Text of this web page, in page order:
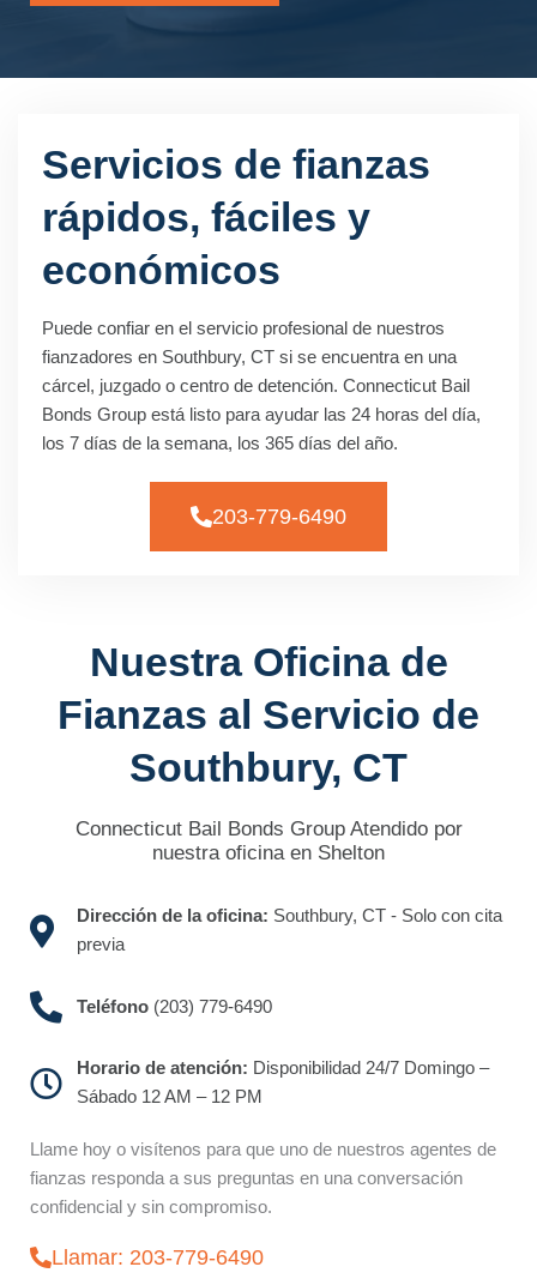
Servicios de fianzas
rápidos, fáciles y
económicos
Puede confiar en el servicio profesional de nuestros
fianzadores en Southbury, CT si se encuentra en una
cárcel, juzgado o centro de detención. Connecticut Bail
Bonds Group está listo para ayudar las 24 horas del día,
los 7 días de la semana, los 365 días del año.
203-779-6490
Nuestra Oficina de
Fianzas al Servicio de
Southbury, CT
Connecticut Bail Bonds Group Atendido por
nuestra oficina en Shelton
Dirección de la oficina: Southbury, CT - Solo con cita
previa
Teléfono(203) 779-6490
Horario de atención: Disponibilidad 24/7 Domingo –
Sábado 12 AM – 12 PM
Llame hoy o visítenos para que uno de nuestros agentes de
fianzas responda a sus preguntas en una conversación
confidencial y sin compromiso.
Llamar: 203-779-6490